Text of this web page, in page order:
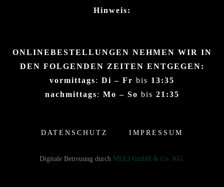
Hinweis:
ONLINEBESTELLUNGEN NEHMEN WIR IN
DEN FOLGENDEN ZEITEN ENTGEGEN:
vormittags: Di – Fr bis 13:35
nachmittags: Mo – So bis 21:35
DATENSCHUTZ IMPRESSUM
Digitale Betreuung durch MIA3 GmbH & Co. KG.